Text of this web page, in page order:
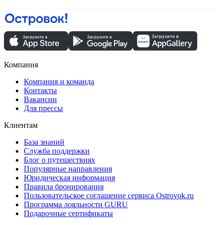
Компания
Компания и команда
Контакты
Вакансии
Для прессы
Клиентам
База знаний
Служба поддержки
Блог о путешествиях
Популярные направления
Юридическая информация
Правила бронирования
Пользовательское соглашение сервиса Ostrovok.ru
Программа лояльности GURU
Подарочные сертификаты